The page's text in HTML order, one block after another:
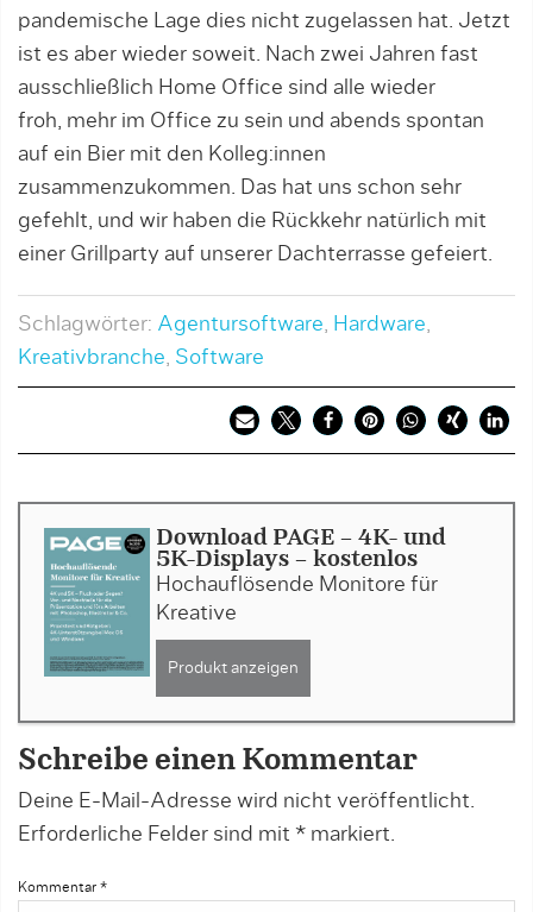
pandemische Lage dies nicht zugelassen hat. Jetzt
ist es aber wieder soweit. Nach zwei Jahren fast
ausschließlich Home Office sind alle wieder
froh, mehr im Office zu sein und abends spontan
auf ein Bier mit den Kolleg:innen
zusammenzukommen. Das hat uns schon sehr
gefehlt, und wir haben die Rückkehr natürlich mit
einer Grillparty auf unserer Dachterrasse gefeiert.
Schlagwörter: Agentursoftware, Hardware,
Kreativbranche, Software
Download PAGE - 4K- und
5K-Displays - kostenlos
Hochauflösende Monitore für
Kreative
Produkt anzeigen
Schreibe einen Kommentar
Deine E-Mail-Adresse wird nicht veröffentlicht.
Erforderliche Felder sind mit * markiert.
Kommentar *